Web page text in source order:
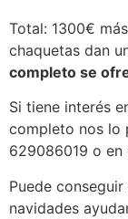
Total: 1300€
chaquetas dan
completo se
Si tiene interés
completo nos lo
629086019 o en
Puede
navidades